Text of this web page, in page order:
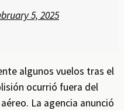
5, 2025
algunos vuelos tras el
ocurrió fuera del
La agencia anunció